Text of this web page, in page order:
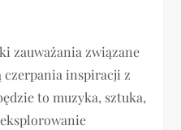
zauważania związane
czerpania inspiracji z
to muzyka, sztuka,